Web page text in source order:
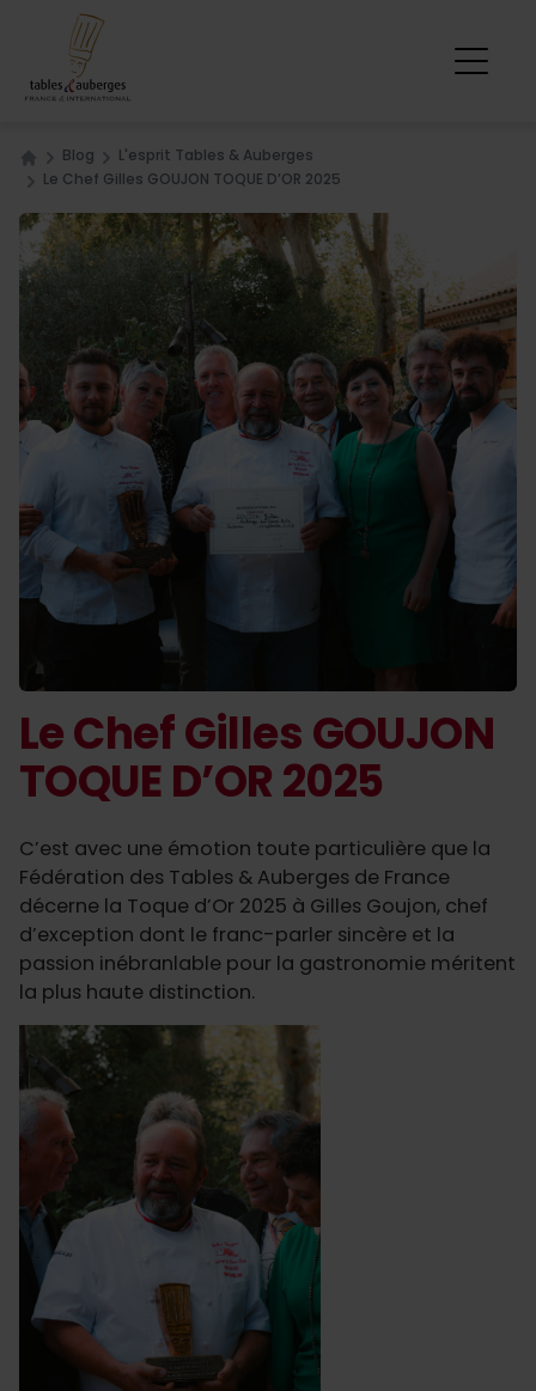
Home
Blog
L'esprit Tables & Auberges
Le Chef Gilles GOUJON TOQUE D’OR 2025
Le Chef Gilles GOUJON
TOQUE D’OR 2025
C’est avec une émotion toute particulière que la
Fédération des Tables & Auberges de France
décerne la Toque d’Or 2025 à Gilles Goujon, chef
d’exception dont le franc-parler sincère et la
passion inébranlable pour la gastronomie méritent
la plus haute distinction.